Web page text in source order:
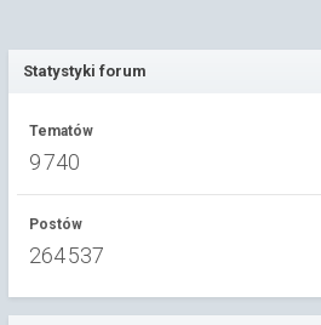
Statystyki forum
Tematów
9 740
Postów
264 537